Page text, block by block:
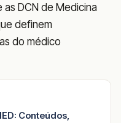
as DCN de Medicina
definem
do médico
Conteúdos,